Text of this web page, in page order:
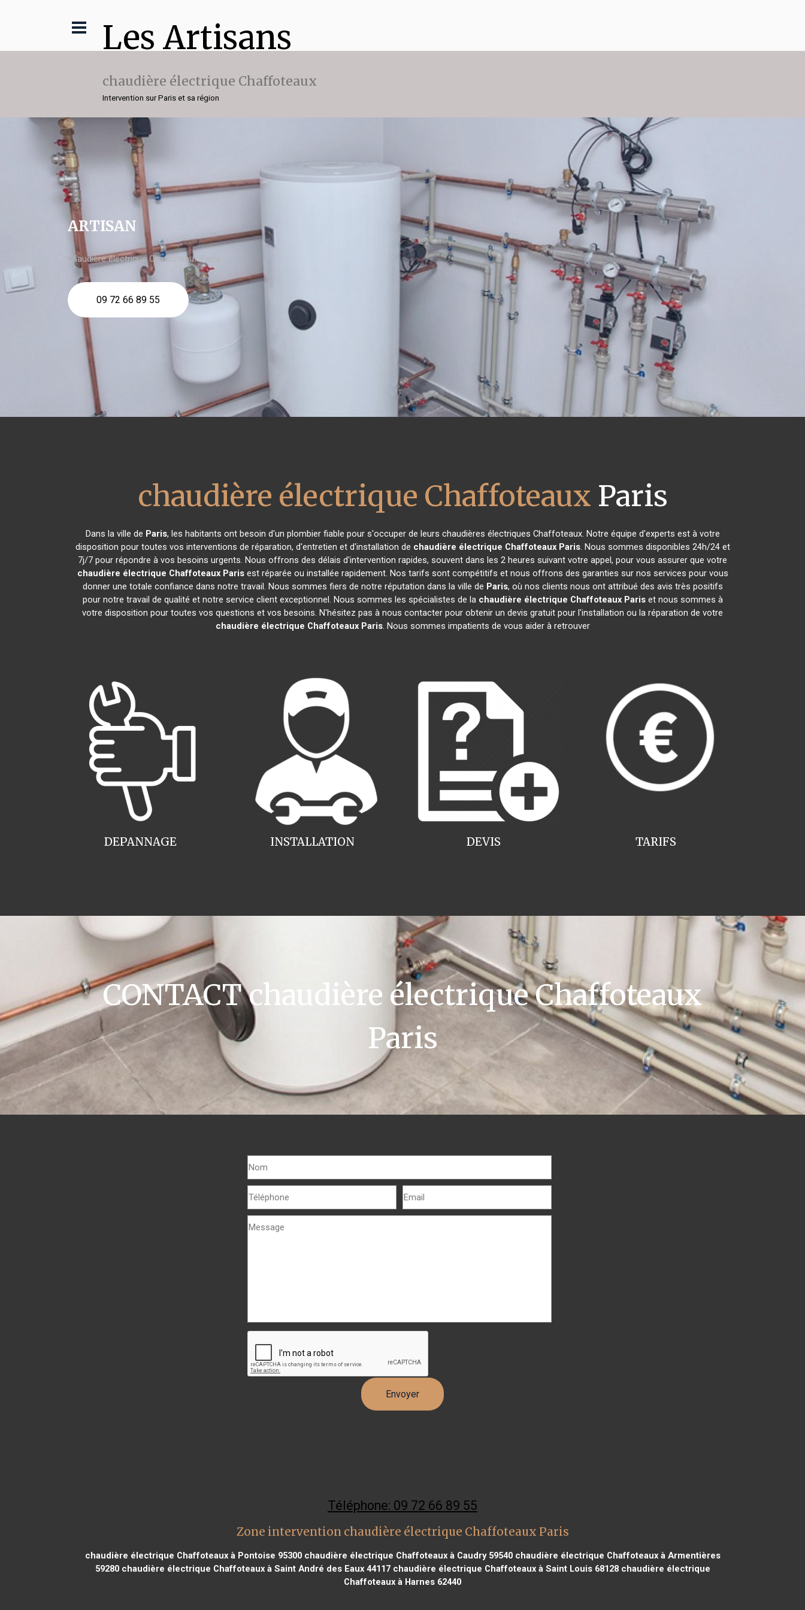
Les Artisans
chaudière électrique Chaffoteaux
Intervention sur Paris et sa région
ARTISAN
chaudière électrique Chaffoteaux Paris
09 72 66 89 55
chaudière électrique Chaffoteaux Paris
Dans la ville de Paris, les habitants ont besoin d'un plombier fiable pour s'occuper de leurs chaudières électriques Chaffoteaux. Notre équipe d'experts est à votre
disposition pour toutes vos interventions de réparation, d'entretien et d'installation de chaudière électrique Chaffoteaux Paris. Nous sommes disponibles 24h/24 et
7j/7 pour répondre à vos besoins urgents. Nous offrons des délais d'intervention rapides, souvent dans les 2 heures suivant votre appel, pour vous assurer que votre
chaudière électrique Chaffoteaux Parisest réparée ou installée rapidement. Nos tarifs sont compétitifs et nous offrons des garanties sur nos services pour vous
donner une totale confiance dans notre travail. Nous sommes fiers de notre réputation dans la ville de Paris, où nos clients nous ont attribué des avis très positifs
pour notre travail de qualité et notre service client exceptionnel. Nous sommes les spécialistes de la chaudière électrique Chaffoteaux Pariset nous sommes à
votre disposition pour toutes vos questions et vos besoins. N'hésitez pas à nous contacter pour obtenir un devis gratuit pour l'installation ou la réparation de votre
chaudière électrique Chaffoteaux Paris. Nous sommes impatients de vous aider à retrouver
INSTALLATION
DEPANNAGE TARIFS
DEVIS
CONTACT chaudière électrique Chaffoteaux
Paris
Téléphone: 09 72 66 89 55
Zone intervention chaudière électrique Chaffoteaux Paris
chaudière électrique Chaffoteaux à Pontoise 95300chaudière électrique Chaffoteaux à Caudry 59540chaudière électrique Chaffoteaux à Armentières
59280chaudière électrique Chaffoteaux à Saint André des Eaux 44117chaudière électrique Chaffoteaux à Saint Louis 68128chaudière électrique
Chaffoteaux à Harnes 62440